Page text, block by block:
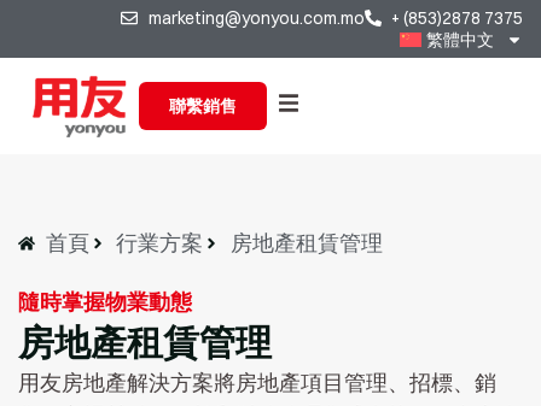
marketing@yonyou.com.mo
+ (853)2878 7375
繁體中文
聯繫銷售
首頁 行業方案 房地產租賃管理
隨時掌握物業動態
房地產租賃管理
用友房地產解決方案將房地產項目管理、招標、銷